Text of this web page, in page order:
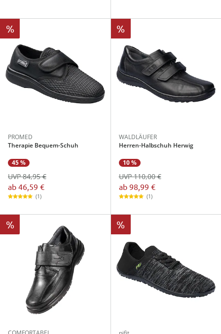
%
PROMED
Therapie Bequem-Schuh
45 %
ab 46,59 €
UVP 84,95 €
(1)
%
WALDLÄUFER
Herren-Halbschuh Herwig
10 %
ab 98,99 €
UVP 110,00 €
(1)
% %